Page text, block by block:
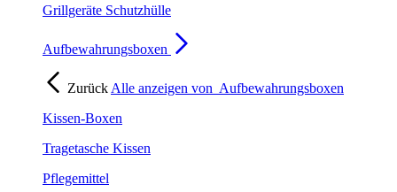
Grillgeräte Schutzhülle
Aufbewahrungsboxen
Zurück Alle anzeigen von Aufbewahrungsboxen
Kissen-Boxen
Tragetasche Kissen
Pflegemittel